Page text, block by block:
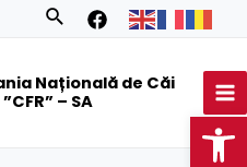
Search
Națională de Căi
– SA